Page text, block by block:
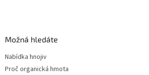
Možná hledáte
Nabídka hnojiv
Proč organická hmota